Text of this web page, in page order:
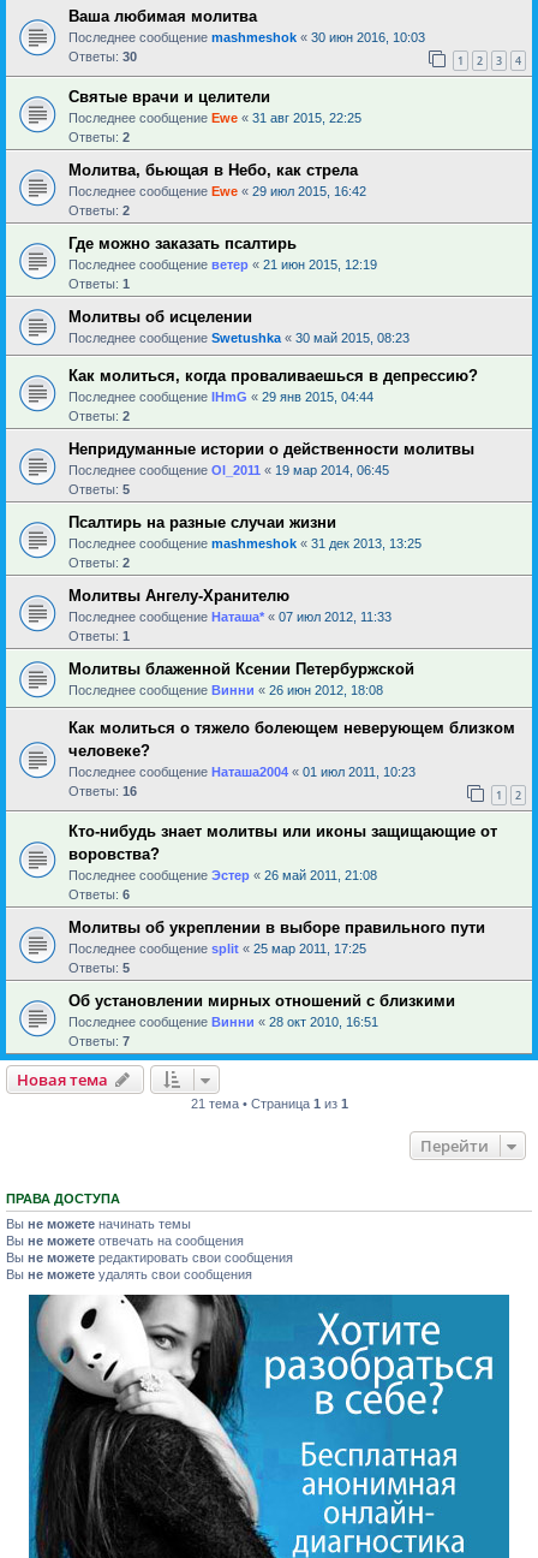
Ваша любимая молитва
Последнее сообщение mashmeshok « 30 июн 2016, 10:03
Ответы: 30 1 2 3 4
Святые врачи и целители
Последнее сообщение Ewe « 31 авг 2015, 22:25
Ответы: 2
Молитва, бьющая в Небо, как стрела
Последнее сообщение Ewe « 29 июл 2015, 16:42
Ответы: 2
Где можно заказать псалтирь
Последнее сообщение ветер « 21 июн 2015, 12:19
Ответы: 1
Молитвы об исцелении
Последнее сообщение Swetushka « 30 май 2015, 08:23
Как молиться, когда проваливаешься в депрессию?
Последнее сообщение IHmG « 29 янв 2015, 04:44
Ответы: 2
Непридуманные истории о действенности молитвы
Последнее сообщение Ol_2011 « 19 мар 2014, 06:45
Ответы: 5
Псалтирь на разные случаи жизни
Последнее сообщение mashmeshok « 31 дек 2013, 13:25
Ответы: 2
Молитвы Ангелу-Хранителю
Последнее сообщение Наташа* « 07 июл 2012, 11:33
Ответы: 1
Молитвы блаженной Ксении Петербуржской
Последнее сообщение Винни « 26 июн 2012, 18:08
Как молиться о тяжело болеющем неверующем близком
человеке?
Последнее сообщение Наташа2004 « 01 июл 2011, 10:23
Ответы: 16 1 2
Кто-нибудь знает молитвы или иконы защищающие от
воровства?
Последнее сообщение Эстер « 26 май 2011, 21:08
Ответы: 6
Молитвы об укреплении в выборе правильного пути
Последнее сообщение sрlit « 25 мар 2011, 17:25
Ответы: 5
Об установлении мирных отношений с близкими
Последнее сообщение Винни « 28 окт 2010, 16:51
Ответы: 7
Новая тема
21 тема • Страница 1 из 1
Перейти
ПРАВА ДОСТУПА
Вы не можете начинать темы
Вы не можете отвечать на сообщения
Вы не можете редактировать свои сообщения
Вы не можете удалять свои сообщения